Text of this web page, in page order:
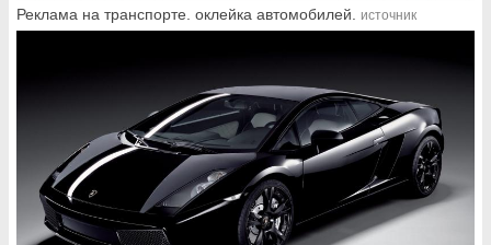
Реклама на транспорте. оклейка автомобилей. источник